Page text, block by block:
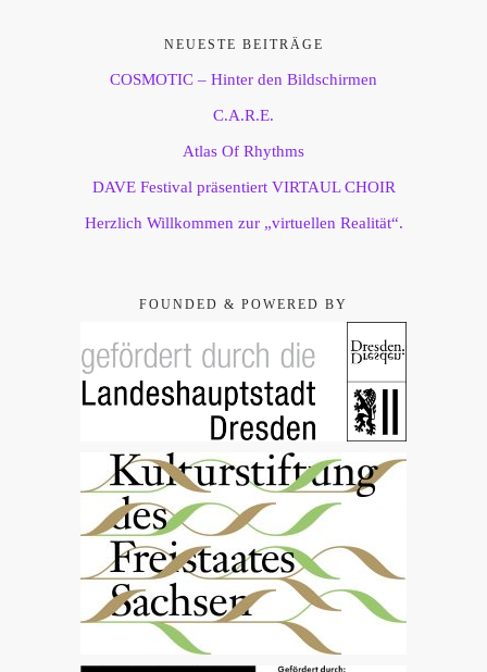
NEUESTE BEITRÄGE
COSMOTIC – Hinter den Bildschirmen
C.A.R.E.
Atlas Of Rhythms
DAVE Festival präsentiert VIRTAUL CHOIR
Herzlich Willkommen zur „virtuellen Realität“.
FOUNDED & POWERED BY